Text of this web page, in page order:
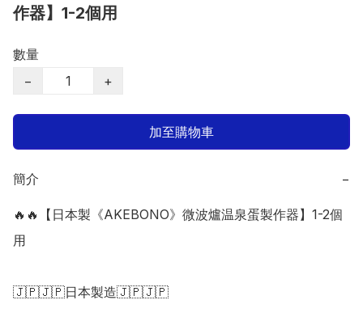
作器】1-2個用
數量
−
+
加至購物車
簡介 −
🔥🔥【日本製《AKEBONO》微波爐温泉蛋製作器】1-2個
用
🇯🇵🇯🇵日本製造🇯🇵🇯🇵